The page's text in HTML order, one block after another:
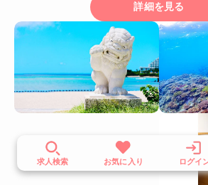
求人検索 お気に入り ログイ
詳細を見る